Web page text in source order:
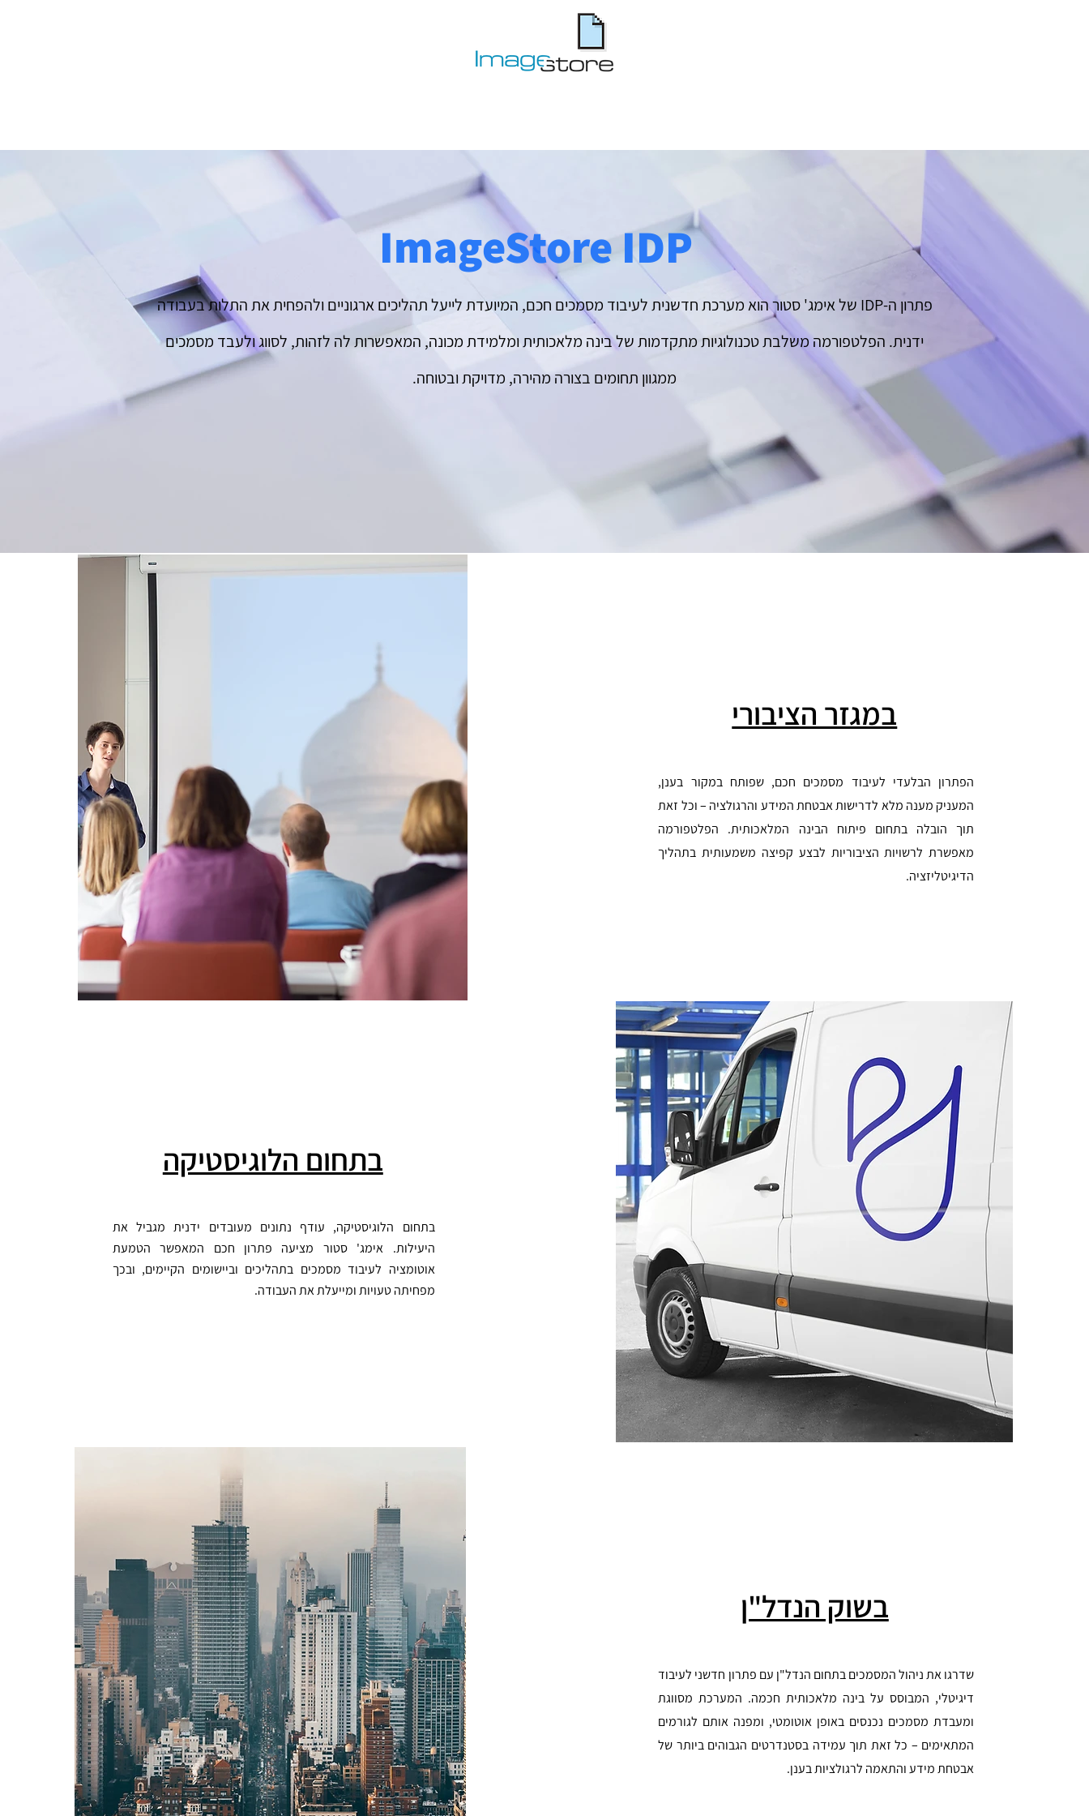
ImageStore IDP
פתרון ה‑IDP של אימג' סטור הוא מערכת חדשנית לעיבוד מסמכים חכם, המיועדת לייעל תהליכים ארגוניים ולהפחית את התלות בעבודה
ידנית. הפלטפורמה משלבת טכנולוגיות מתקדמות של בינה מלאכותית ומלמידת מכונה, המאפשרות לה לזהות, לסווג ולעבד מסמכים
ממגוון תחומים בצורה מהירה, מדויקת ובטוחה.
במגזר הציבורי
הפתרון הבלעדי לעיבוד מסמכים חכם, שפותח במקור בענן,
המעניק מענה מלא לדרישות אבטחת המידע והרגולציה – וכל זאת
תוך הובלה בתחום פיתוח הבינה המלאכותית. הפלטפורמה
מאפשרת לרשויות הציבוריות לבצע קפיצה משמעותית בתהליך
הדיגיטליזציה.
בתחום הלוגיסטיקה
בתחום הלוגיסטיקה, עודף נתונים מעובדים ידנית מגביל את
היעילות. אימג' סטור מציעה פתרון חכם המאפשר הטמעת
אוטומציה לעיבוד מסמכים בתהליכים וביישומים הקיימים, ובכך
מפחיתה טעויות ומייעלת את העבודה.
בשוק הנדל"ן
שדרגו את ניהול המסמכים בתחום הנדל"ן עם פתרון חדשני לעיבוד
דיגיטלי, המבוסס על בינה מלאכותית חכמה. המערכת מסווגת
ומעבדת מסמכים נכנסים באופן אוטומטי, ומפנה אותם לגורמים
המתאימים – כל זאת תוך עמידה בסטנדרטים הגבוהים ביותר של
אבטחת מידע והתאמה לרגולציות בענן.